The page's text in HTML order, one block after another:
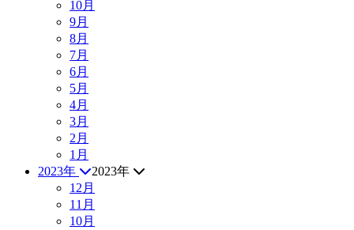
10月
9月
8月
7月
6月
5月
4月
3月
2月
1月
2023年
2023年
12月
11月
10月